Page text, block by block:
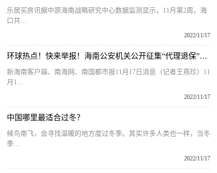
乐居买房讯据中原海南战略研究中心数据监测显示，11月第2周，海
口共...
2022/11/17
环球热点！快来举报！海南公安机关公开征集“代理退保”违法犯罪线索
新海南客户端、南海网、南国都市报11月17日消息（记者王燕珍）11
月1...
2022/11/17
中国哪里最适合过冬？
候鸟南飞，会寻找温暖的地方度过冬季。其实许多人类也一样，当冬
季...
2022/11/17